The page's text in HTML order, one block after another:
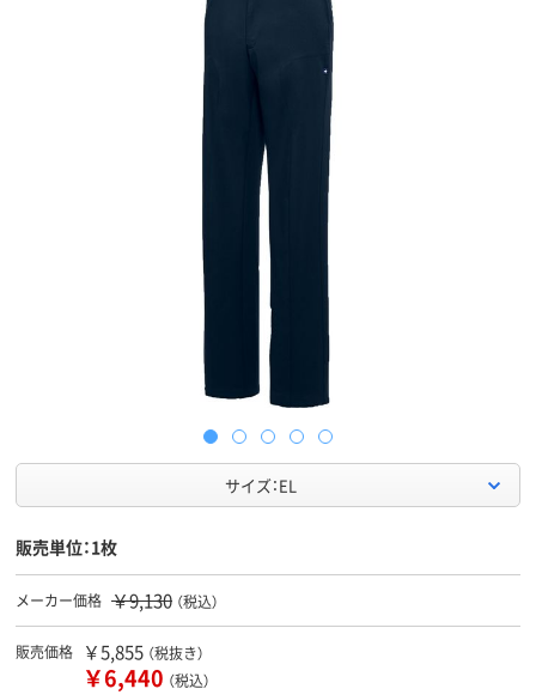
サイズ：EL
販売単位：1枚
メーカー価格 ￥9,130 （税込）
販売価格 ￥5,855 （税抜き）
￥6,440 （税込）